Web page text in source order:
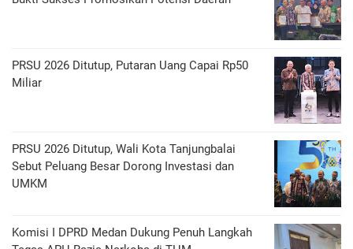
PRSU 2026 Ditutup, Putaran Uang Capai Rp50
Miliar
PRSU 2026 Ditutup, Wali Kota Tanjungbalai
Sebut Peluang Besar Dorong Investasi dan
UMKM
Komisi I DPRD Medan Dukung Penuh Langkah